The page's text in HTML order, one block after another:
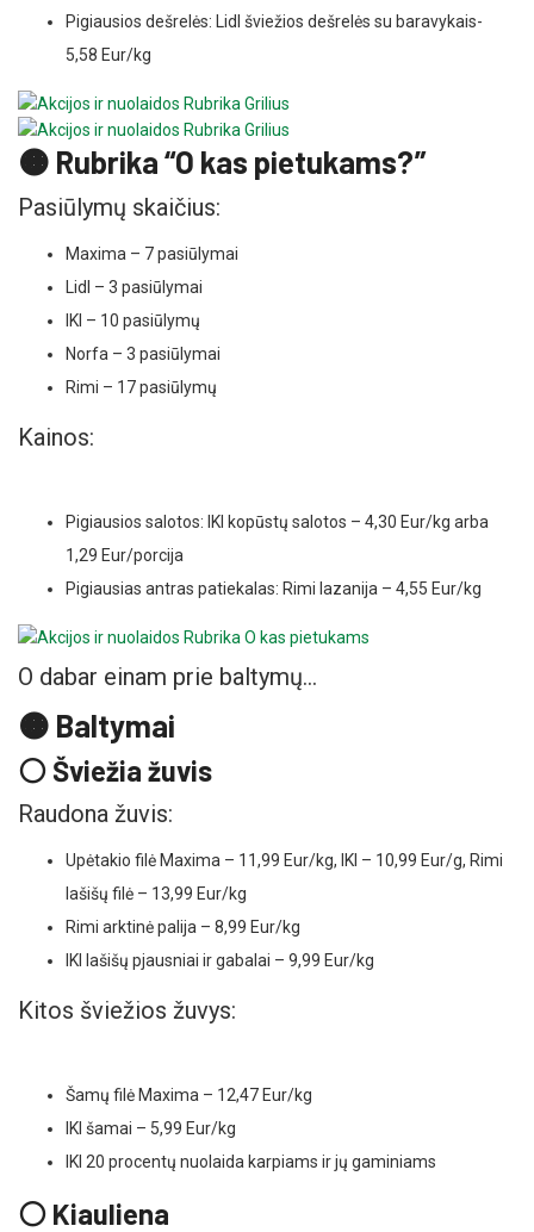
Pigiausios dešrelės: Lidl šviežios dešrelės su baravykais-
5,58 Eur/kg
🟠 Rubrika “O kas pietukams?”
Pasiūlymų skaičius:
Maxima – 7 pasiūlymai
Lidl – 3 pasiūlymai
IKI – 10 pasiūlymų
Norfa – 3 pasiūlymai
Rimi – 17 pasiūlymų
Kainos:
Pigiausios salotos: IKI kopūstų salotos – 4,30 Eur/kg arba
1,29 Eur/porcija
Pigiausias antras patiekalas: Rimi lazanija – 4,55 Eur/kg
O dabar einam prie baltymų…
🟠 Baltymai
⚪ Šviežia žuvis
Raudona žuvis:
Upėtakio filė Maxima – 11,99 Eur/kg, IKI – 10,99 Eur/g, Rimi
lašišų filė – 13,99 Eur/kg
Rimi arktinė palija – 8,99 Eur/kg
IKI lašišų pjausniai ir gabalai – 9,99 Eur/kg
Kitos šviežios žuvys:
Šamų filė Maxima – 12,47 Eur/kg
IKI šamai – 5,99 Eur/kg
IKI 20 procentų nuolaida karpiams ir jų gaminiams
⚪ Kiauliena